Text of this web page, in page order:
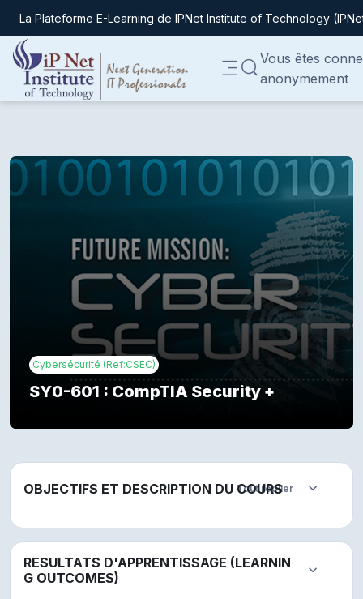
Passer au contenu principal
La Plateforme E-Learning de IPNet Institute of Technology
Panneau latéral
ACTIVER/
Vous êtes
anonymement
Cybersécurité (Ref:CSEC)
SY0-601 : CompTIA Security +
Résumé de section
OBJECTIFS ET DESCRIPTION DU COURS Replier
Tout replier
RESULTATS D'APPRENTISSAGE (LEARNIN
G OUTCOMES)
Replier